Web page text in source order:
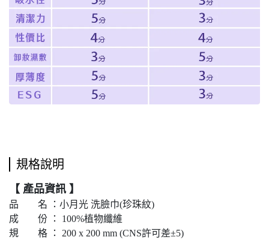
規格說明
【 產品資訊 】
品 名 ：小月光 洗臉巾(珍珠紋)
成 份 ： 100%植物纖維
規 格 ： 200 x 200 mm (CNS許可差±5)